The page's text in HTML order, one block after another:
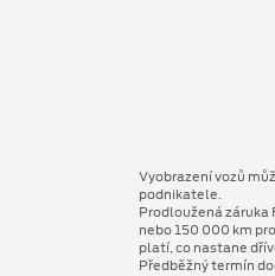
Vyobrazení vozů
podnikatele.
Prodloužená záruka
nebo 150 000 km
platí, co nastane
Předběžný termín